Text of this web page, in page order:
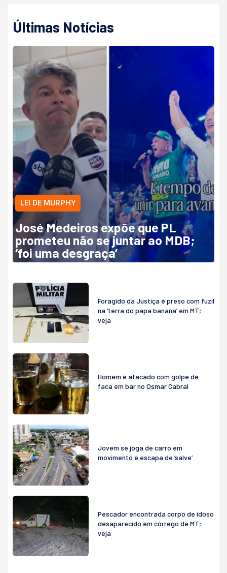
Últimas Notícias
LEI DE MURPHY
José Medeiros expõe que PL
prometeu não se juntar ao MDB;
‘foi uma desgraça’
Foragido da Justiça é preso com fuzil
na ‘terra do papa banana’ em MT;
veja
Homem é atacado com golpe de
faca em bar no Osmar Cabral
Jovem se joga de carro em
movimento e escapa de ‘salve’
Pescador encontrada corpo de idoso
desaparecido em córrego de MT;
veja